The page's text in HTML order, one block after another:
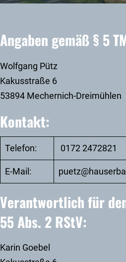
Angaben gemäß § 5
Wolfgang Pütz
Kakusstraße 6
53894 Mechernich-Dreimühlen
Kontakt:
Telefon: 0172 2472821
E-Mail:
Verantwortlich für
55 Abs. 2 RStV:
Karin Goebel